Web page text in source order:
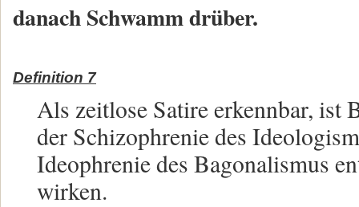
danach Schwamm drüber.
Definition 7
Als zeitlose Satire erkennbar, ist
der Schizophrenie des
Ideophrenie des Bagonalismus
wirken.